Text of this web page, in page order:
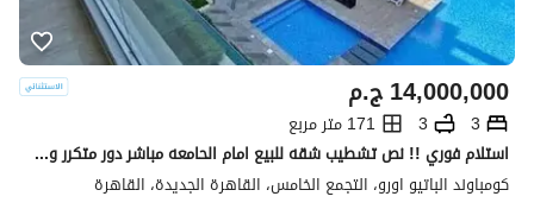
ج.م14,000,000
3
3
171 متر مربع
استلام فوري !! نص تشطيب شقه للبيع امام الحامعه مباشر دور متكرر وفيو خيالي vip لوكيشن 171م 3غرف 3 حمام فيو بوول & لاند سكيب -بجوار ماونتن فيو-ميفيدا
كومباوند الباتيو اورو، التجمع الخامس، القاهرة الجديدة، القاهرة